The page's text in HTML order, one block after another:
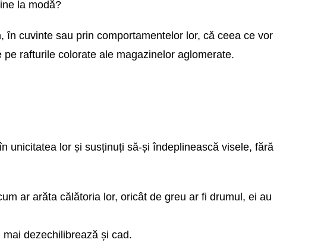
la modă?
cuvinte sau prin comportamentelor lor, că ceea ce vor
rafturile colorate ale magazinelor aglomerate.
unicitatea lor și susținuți să-și îndeplinească visele, fără
ar arăta călătoria lor, oricât de greu ar fi drumul, ei au
dezechilibrează și cad.